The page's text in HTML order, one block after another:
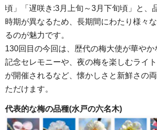
頃」「遅咲き:3月上旬～3月下旬頃」と、
時期が異なるため、長期間にわたり様々
るのが魅力です。
130回目の今回は、歴代の梅大使が華やか
記念セレモニーや、夜の梅を楽しむライ
が開催されるなど、懐かしさと新鮮さの
ただけます。
代表的な梅の品種(水戸の六名木)